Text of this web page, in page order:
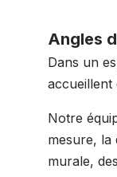
variations.
être
choisies
sur
Angles
Dans un
accueillent
Notre
mesure, la
murale,